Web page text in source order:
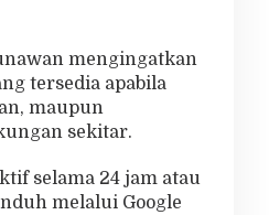
mengingatkan
tersedia apabila
maupun
sekitar.
selama 24 jam atau
melalui Google